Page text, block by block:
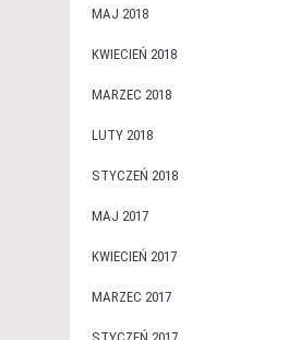
MAJ 2018
KWIECIEŃ 2018
MARZEC 2018
LUTY 2018
STYCZEŃ 2018
MAJ 2017
KWIECIEŃ 2017
MARZEC 2017